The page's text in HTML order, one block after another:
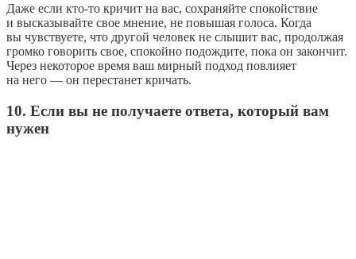
Даже если кто-то кричит на вас, сохраняйте спокойствие
и высказывайте свое мнение, не повышая голоса. Когда
вы чувствуете, что другой человек не слышит вас, продолжая
громко говорить свое, спокойно подождите, пока он закончит.
Через некоторое время ваш мирный подход повлияет
на него — он перестанет кричать.
10. Если вы не получаете ответа, который вам
нужен